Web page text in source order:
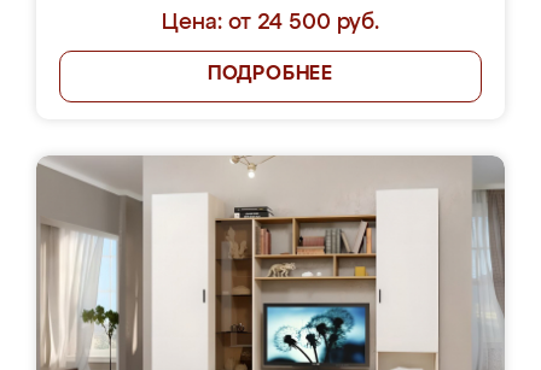
Цена: от 24 500 руб.
ПОДРОБНЕЕ